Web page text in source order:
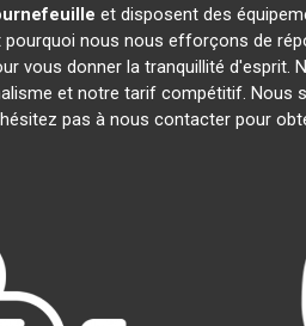
et disposent des
nous nous efforçons de
vous donner la tranquillité
et notre tarif compétitif. Nous
pas à nous contacter pour